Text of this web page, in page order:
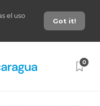
el uso
Got it!
0